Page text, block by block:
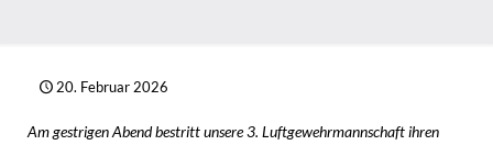
20. Februar 2026
Am gestrigen Abend bestritt unsere 3. Luftgewehrmannschaft ihren